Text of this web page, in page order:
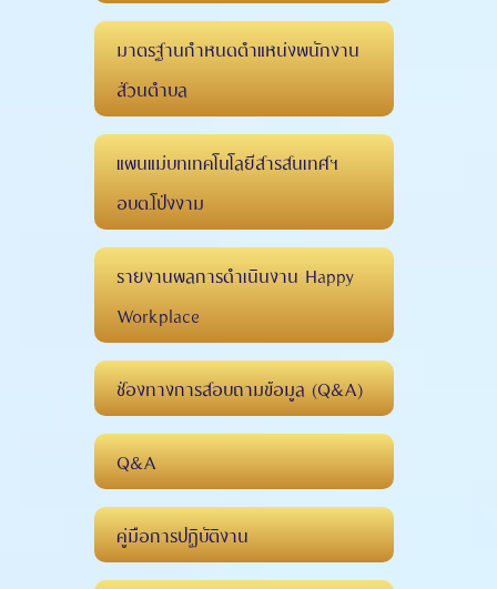
มาตรฐานกำหนดตำแหน่งพนักงาน
ส่วนตำบล
แผนแม่บทเทคโนโลยีสารสนเทศฯ
อบต.โป่งงาม
รายงานผลการดำเนินงาน Happy
Workplace
ช่องทางการสอบถามข้อมูล (Q&A)
Q&A
คู่มือการปฏิบัติงาน